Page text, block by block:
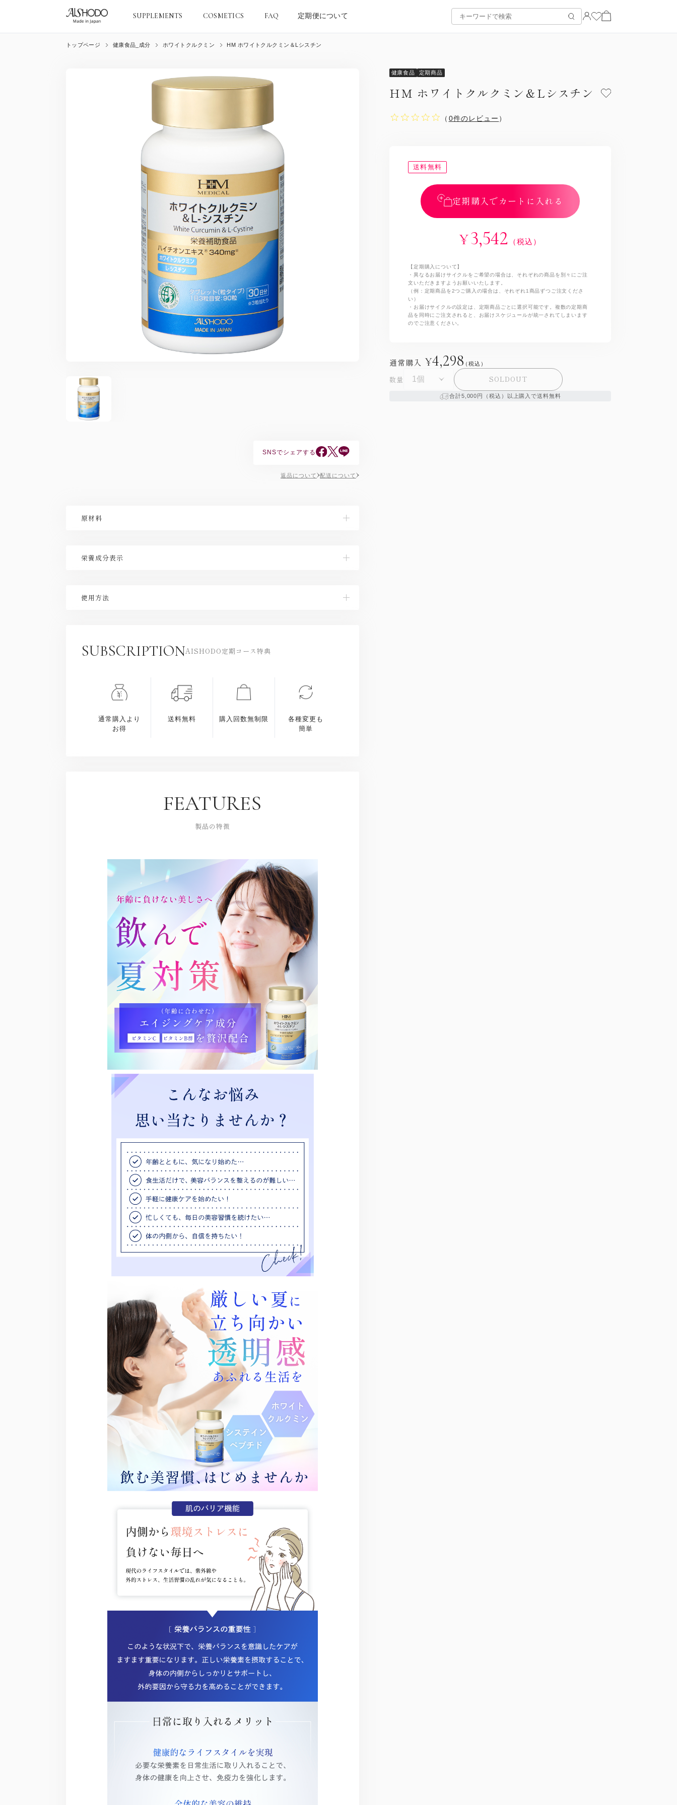
SUPPLEMENTS COSMETICS FAQ 定期便について
トップページ 健康食品_成分 ホワイトクルクミン HM ホワイトクルクミン＆Lシスチン
SNSでシェアする
返品について 配送について
原材料
栄養成分表示
使用方法
SUBSCRIPTIONAISHODO定期コース特典
通常購入より
お得
送料無料 購入回数無制限
各種変更も
簡単
FEATURES
製品の特徴
健康食品 定期商品
HM ホワイトクルクミン＆Lシスチン
（ 0件のレビュー ）
送料無料
定期購入でカートに入れる
¥3,542 （税込）
【定期購入について】
・異なるお届けサイクルをご希望の場合は、それぞれの商品を別々にご注
文いただきますようお願いいたします。
（例：定期商品を2つご購入の場合は、それぞれ1商品ずつご注文くださ
い）
・お届けサイクルの設定は、定期商品ごとに選択可能です。複数の定期商
品を同時にご注文されると、お届けスケジュールが統一されてしまいます
のでご注意ください。
通常購入 ¥4,298（税込）
数量 SOLDOUT
合計5,000円（税込）以上購入で送料無料